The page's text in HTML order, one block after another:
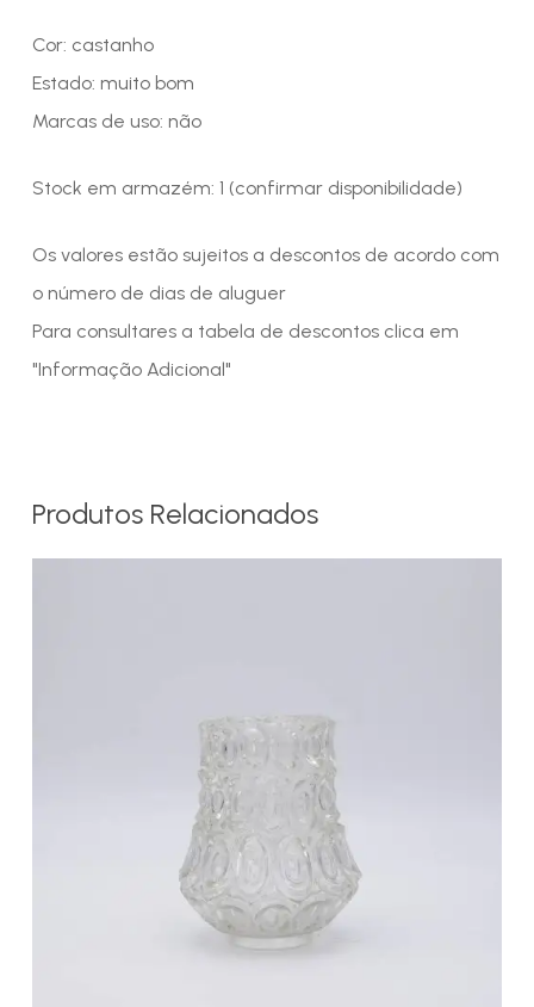
Cor: castanho
Estado: muito bom
Marcas de uso: não
Stock em armazém: 1 (confirmar disponibilidade)
Os valores estão sujeitos a descontos de acordo com
o número de dias de aluguer
Para consultares a tabela de descontos clica em
"Informação Adicional"
Produtos Relacionados